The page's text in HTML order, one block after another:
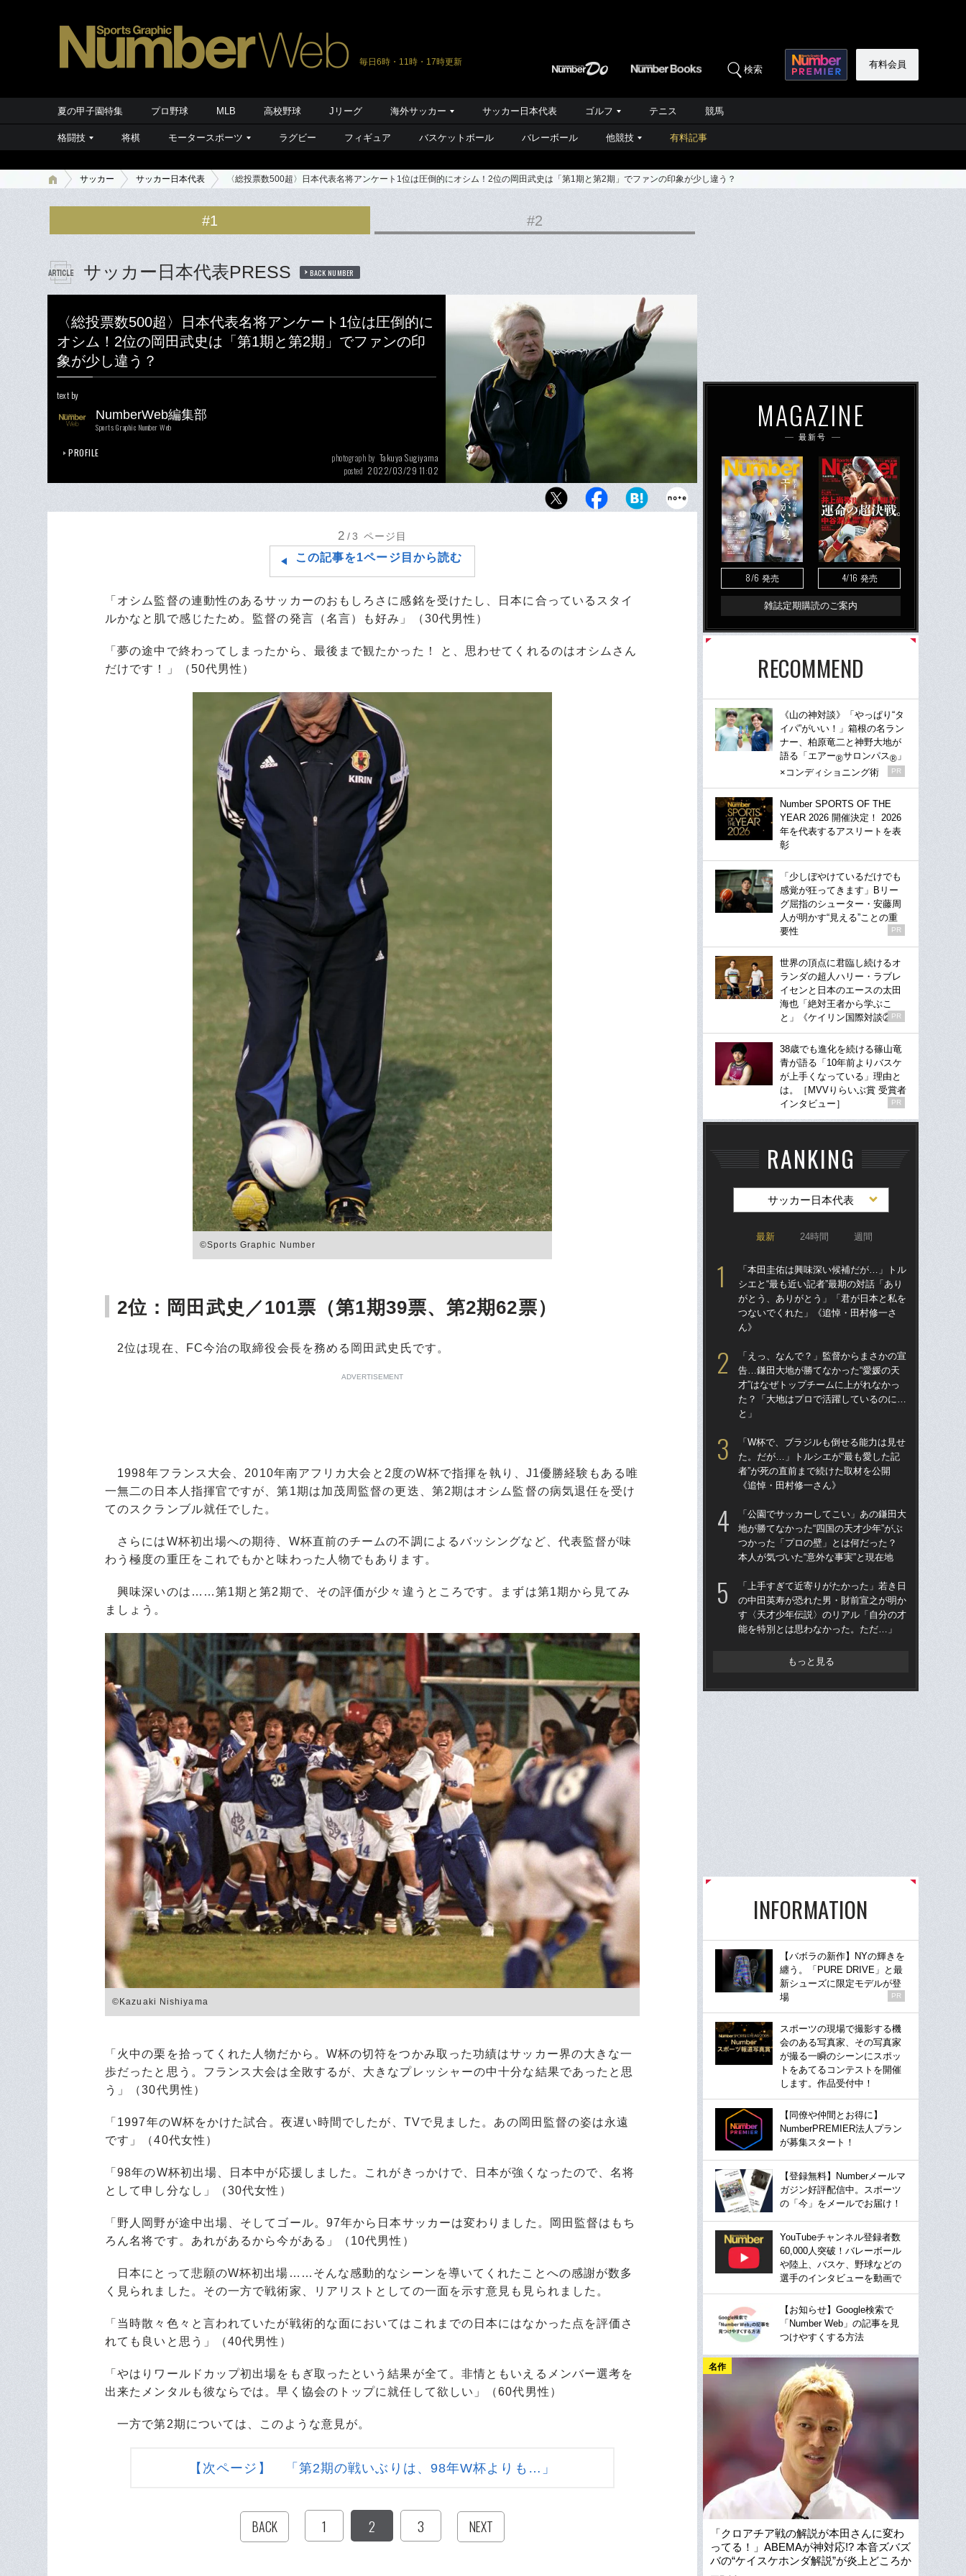
毎日6時・11時・17時更新
検索 有料会員
夏の甲子園特集 プロ野球 MLB 高校野球 Jリーグ 海外サッカー サッカー日本代表 ゴルフ テニス 競馬
格闘技 将棋 モータースポーツ ラグビー フィギュア バスケットボール バレーボール 他競技 有料記事
サッカー サッカー日本代表 〈総投票数500超〉日本代表名将アンケート1位は圧倒的にオシム！2位の岡田武史は「第1期と第2期」でファンの印象が少し違う？
#1 #2
サッカー日本代表PRESS BACK NUMBER
〈総投票数500超〉日本代表名将アンケート1位は圧倒的に
オシム！2位の岡田武史は「第1期と第2期」でファンの印
象が少し違う？
text by
NumberWeb編集部
Sports Graphic Number Web
PROFILE photograph by Takuya Sugiyama
posted 2022/03/29 11:02
代表名将アンケート1位に輝いたイビチャ・オシム。日本
2 /3 ページ目
この記事を1ページ目から読む
「オシム監督の連動性のあるサッカーのおもしろさに感銘を受けたし、日本に合っているスタイ
ルかなと肌で感じたため。監督の発言（名言）も好み」（30代男性）
「夢の途中で終わってしまったから、最後まで観たかった！ と、思わせてくれるのはオシムさん
だけです！」（50代男性）
©Sports Graphic Number
2位：岡田武史／101票（第1期39票、第2期62票）
2位は現在、FC今治の取締役会長を務める岡田武史氏です。
ADVERTISEMENT
1998年フランス大会、2010年南アフリカ大会と2度のW杯で指揮を執り、J1優勝経験もある唯
一無二の日本人指揮官ですが、第1期は加茂周監督の更迭、第2期はオシム監督の病気退任を受け
てのスクランブル就任でした。
さらにはW杯初出場への期待、W杯直前のチームの不調によるバッシングなど、代表監督が味
わう極度の重圧をこれでもかと味わった人物でもあります。
興味深いのは……第1期と第2期で、その評価が少々違うところです。まずは第1期から見てみ
ましょう。
©Kazuaki Nishiyama
「火中の栗を拾ってくれた人物だから。W杯の切符をつかみ取った功績はサッカー界の大きな一
歩だったと思う。フランス大会は全敗するが、大きなプレッシャーの中十分な結果であったと思
う」（30代男性）
「1997年のW杯をかけた試合。夜遅い時間でしたが、TVで見ました。あの岡田監督の姿は永遠
です」（40代女性）
「98年のW杯初出場、日本中が応援しました。これがきっかけで、日本が強くなったので、名将
として申し分なし」（30代女性）
「野人岡野が途中出場、そしてゴール。97年から日本サッカーは変わりました。岡田監督はもち
ろん名将です。あれがあるから今がある」（10代男性）
日本にとって悲願のW杯初出場……そんな感動的なシーンを導いてくれたことへの感謝が数多
く見られました。その一方で戦術家、リアリストとしての一面を示す意見も見られました。
「当時散々色々と言われていたが戦術的な面においてはこれまでの日本にはなかった点を評価さ
れても良いと思う」（40代男性）
「やはりワールドカップ初出場をもぎ取ったという結果が全て。非情ともいえるメンバー選考を
出来たメンタルも彼ならでは。早く協会のトップに就任して欲しい」（60代男性）
一方で第2期については、このような意見が。
【次ページ】 「第2期の戦いぶりは、98年W杯よりも…」
BACK 1 2 3 NEXT
MAGAZINE
最新号
8/6 発売 4/16 発売
雑誌定期購読のご案内
RECOMMEND
《山の神対談》「やっぱり“タ
イパ”がいい！」箱根の名ラン
ナー、柏原竜二と神野大地が
語る「エアー®サロンパス® 」
×コンディショニング術
PR
Number SPORTS OF THE
YEAR 2026 開催決定！ 2026
年を代表するアスリートを表
彰
「少しぼやけているだけでも
感覚が狂ってきます」Bリー
グ屈指のシューター・安藤周
人が明かす“見える”ことの重
要性
PR
世界の頂点に君臨し続けるオ
ランダの超人ハリー・ラブレ
イセンと日本のエースの太田
海也「絶対王者から学ぶこ
と」《ケイリン国際対談②》
PR
38歳でも進化を続ける篠山竜
青が語る「10年前よりバスケ
が上手くなっている」理由と
は。［MVVりらいぶ賞 受賞者
インタビュー］
PR
RANKING
サッカー日本代表
最新 24時間 週間
「本田圭佑は興味深い候補だが…」トル
シエと“最も近い記者”最期の対話「あり
がとう、ありがとう」「君が日本と私を
つないでくれた」《追悼・田村修一さ
ん》
「えっ、なんで？」監督からまさかの宣
告…鎌田大地が勝てなかった“愛媛の天
才”はなぜトップチームに上がれなかっ
た？「大地はプロで活躍しているのに…
と」
「W杯で、ブラジルも倒せる能力は見せ
た。だが…」トルシエが“最も愛した記
者”が死の直前まで続けた取材を公開
《追悼・田村修一さん》
「公園でサッカーしてこい」あの鎌田大
地が勝てなかった“四国の天才少年”がぶ
つかった「プロの壁」とは何だった？
本人が気づいた“意外な事実”と現在地
「上手すぎて近寄りがたかった」若き日
の中田英寿が恐れた男・財前宣之が明か
す〈天才少年伝説〉のリアル「自分の才
能を特別とは思わなかった。ただ…」
もっと見る
INFORMATION
【バボラの新作】NYの輝きを
纏う。「PURE DRIVE」と最
新シューズに限定モデルが登
場
PR
スポーツの現場で撮影する機
会のある写真家、その写真家
が撮る一瞬のシーンにスポッ
トをあてるコンテストを開催
します。作品受付中！
【同僚や仲間とお得に】
NumberPREMIER法人プラン
が募集スタート！
【登録無料】Numberメールマ
ガジン好評配信中。スポーツ
の「今」をメールでお届け！
YouTubeチャンネル登録者数
60,000人突破！バレーボール
や陸上、バスケ、野球などの
選手のインタビューを動画で
【お知らせ】Google検索で
「Number Web」の記事を見
つけやすくする方法
名作
「クロアチア戦の解説が本田さんに変わ
ってる！」ABEMAが神対応!? 本音ズバズ
バの“ケイスケホンダ解説”が炎上どころか